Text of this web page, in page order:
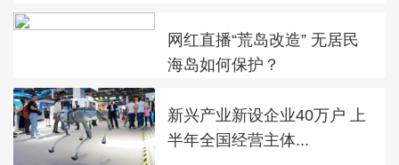
网红直播“荒岛改造” 无居民
海岛如何保护？
新兴产业新设企业40万户 上
半年全国经营主体...